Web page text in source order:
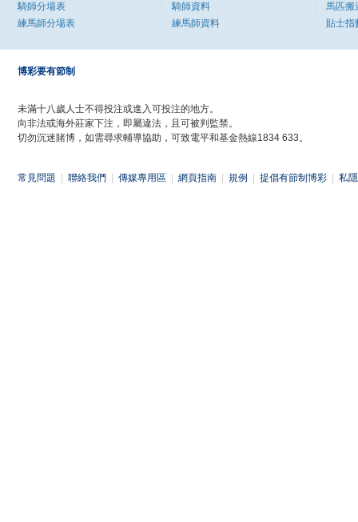
騎師分場表
練馬師分場表
騎師資料
練馬師資料
馬匹搬
貼士指
博彩要有節制
未滿十八歲人士不得投注或進入可投注的地方。
向非法或海外莊家下注，即屬違法，且可被判監禁。
切勿沉迷賭博，如需尋求輔導協助，可致電平和基金熱線1834 633。
常見問題 聯絡我們 傳媒專用區 網頁指南 規例 提倡有節制博彩 私